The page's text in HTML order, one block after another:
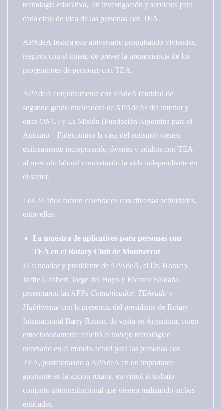
tecnología educativa, en investigación y servicios para
cada ciclo de vida de las personas con TEA.
APAdeA festeja este aniversario propulsando viviendas,
respiros con el objeto de prever la premoriencia de los
progenitores de personas con TEA.
APAdeA conjuntamente con FAdeA (entidad de
segundo grado nucleadora de APAdeAs del interior y
otras ONG) y La Misión (Fundación Argentina para el
Autismo – Fideicomiso la casa del autismo) vienen
exitosamente incorporando jóvenes y adultos con TEA
al mercado laboral concretando la vida independiente en
el sector.
Los 24 años fueron celebrados con diversas actividades,
entre ellas:
La muestra de aplicativos para personas con
TEA en el Rotary Club de Montserrat
El fundador y presidente de APAdeA, el Dr. Horacio
Joffre Galibert, Jorge del Hoyo y Ricardo Saldaña,
presentaron las APPs Comunicador, TEAyudo y
Habilmente con la presencia del presidente de Rotary
Internacional Barry Rassin, de visita en Argentina, quien
emocionadamente felicitó el trabajo tecnológico
necesario en el mundo actual para las personas con
TEA, posicionando a APAdeA en un importante
aportante en la acción rotaria, en virtud al trabajo
conjunto interinstitucional que vienen realizando ambas
entidades.